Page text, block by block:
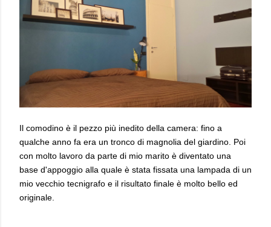
Il comodino è il pezzo più inedito della camera: fino a
qualche anno fa era un tronco di magnolia del giardino. Poi
con molto lavoro da parte di mio marito è diventato una
base d'appoggio alla quale è stata fissata una lampada di un
mio vecchio tecnigrafo e il risultato finale è molto bello ed
originale.